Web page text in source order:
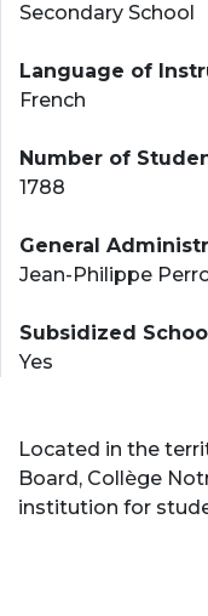
Secondary School
Language of
French
Number of
1788
General
Jean-Philippe
Subsidized
Yes
Located in the
Board, Collège
institution for